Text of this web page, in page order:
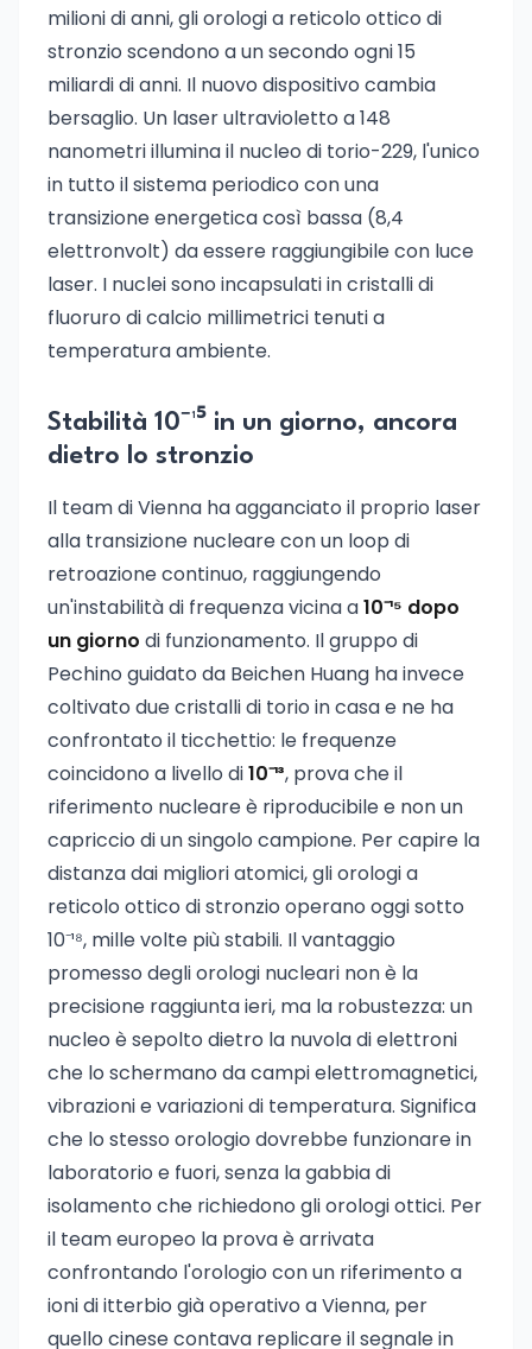
milioni di anni, gli orologi a reticolo ottico di
stronzio scendono a un secondo ogni 15
miliardi di anni. Il nuovo dispositivo cambia
bersaglio. Un laser ultravioletto a 148
nanometri illumina il nucleo di torio-229, l'unico
in tutto il sistema periodico con una
transizione energetica così bassa (8,4
elettronvolt) da essere raggiungibile con luce
laser. I nuclei sono incapsulati in cristalli di
fluoruro di calcio millimetrici tenuti a
temperatura ambiente.
Stabilità 10⁻¹⁵ in un giorno, ancora
dietro lo stronzio
Il team di Vienna ha agganciato il proprio laser
alla transizione nucleare con un loop di
retroazione continuo, raggiungendo
un'instabilità di frequenza vicina a10⁻¹⁵ dopo
un giorno di funzionamento. Il gruppo di
Pechino guidato da Beichen Huang ha invece
coltivato due cristalli di torio in casa e ne ha
confrontato il ticchettio: le frequenze
coincidono a livello di10⁻¹³, prova che il
riferimento nucleare è riproducibile e non un
capriccio di un singolo campione. Per capire la
distanza dai migliori atomici, gli orologi a
reticolo ottico di stronzio operano oggi sotto
10⁻¹⁸, mille volte più stabili. Il vantaggio
promesso degli orologi nucleari non è la
precisione raggiunta ieri, ma la robustezza: un
nucleo è sepolto dietro la nuvola di elettroni
che lo schermano da campi elettromagnetici,
vibrazioni e variazioni di temperatura. Significa
che lo stesso orologio dovrebbe funzionare in
laboratorio e fuori, senza la gabbia di
isolamento che richiedono gli orologi ottici. Per
il team europeo la prova è arrivata
confrontando l'orologio con un riferimento a
ioni di itterbio già operativo a Vienna, per
quello cinese contava replicare il segnale in